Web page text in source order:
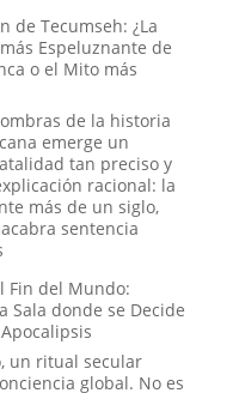
y
Sedujeron
a
Nueva
Era
Ruso
La
Digital
que
de Tecumseh: ¿La
Espeluznante de
o el Mito más
de la historia
emerge un
tan preciso y
racional: la
más de un siglo,
sentencia
:
Maldición
de
Tecumseh:
¿La
Estadística
Fin del Mundo:
Sala donde se Decide
un ritual secular
global. No es